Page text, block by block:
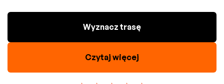
Wyznacz trasę
Czytaj więcej